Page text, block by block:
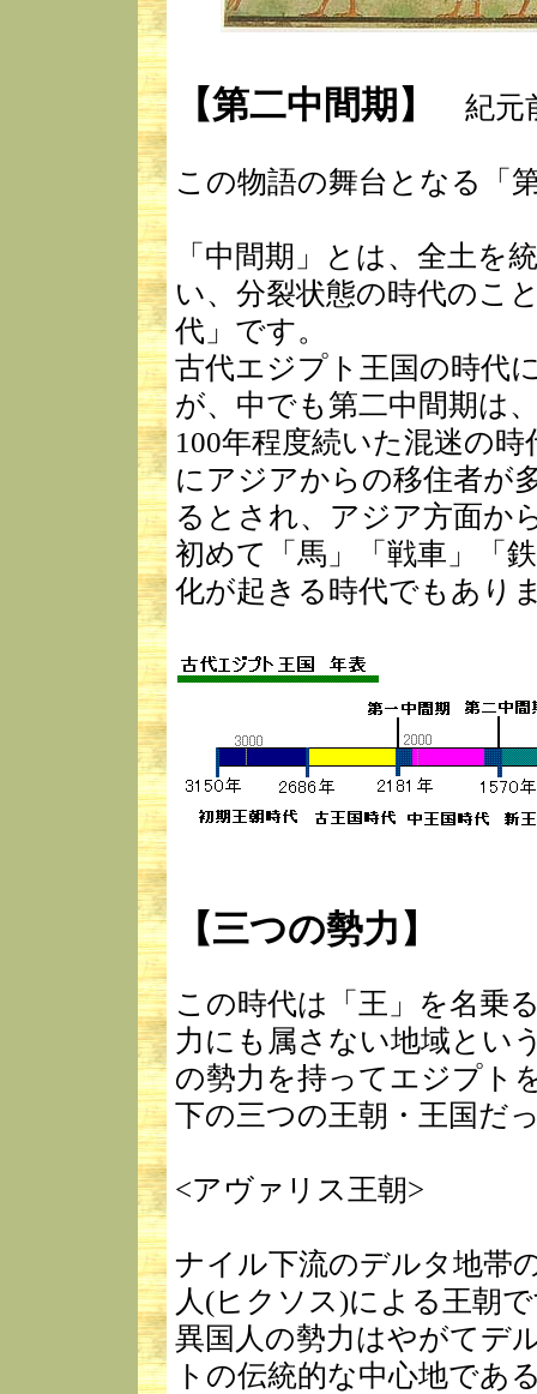
【第二中間期】 紀元
この物語の舞台となる「
「中間期」とは、全土を
い、分裂状態の時代のこ
代」です。
古代エジプト王国の時代
が、中でも第二中間期は
100年程度続いた混迷の
にアジアからの移住者が
るとされ、アジア方面か
初めて「馬」「戦車」「
化が起きる時代でもあり
【三つの勢力】
この時代は「王」を名乗
力にも属さない地域とい
の勢力を持ってエジプト
下の三つの王朝・王国だ
<アヴァリス王朝>
ナイル下流のデルタ地帯
人(ヒクソス)による王朝
異国人の勢力はやがてデ
トの伝統的な中心地であ